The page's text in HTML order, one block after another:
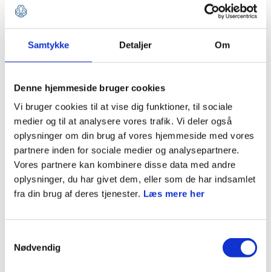
Samtykke Detaljer Om
Denne hjemmeside bruger cookies
Vi bruger cookies til at vise dig funktioner, til sociale
medier og til at analysere vores trafik. Vi deler også
oplysninger om din brug af vores hjemmeside med vores
partnere inden for sociale medier og analysepartnere.
Vores partnere kan kombinere disse data med andre
oplysninger, du har givet dem, eller som de har indsamlet
fra din brug af deres tjenester. Læs mere her
Nødvendig
Gratis
Mød Andreas fra Klitmøller Spejderne som siden sommer
gren- og fagledere.
Brug din faglighed og interesser til at give børn og
unge oplevelser
Ingen krav om faste ugentlige møder
Du er aldrig alene, der er altid en grenleder med
Webinaret afholdes d. 14. januar 2026 kl. 20:00 -